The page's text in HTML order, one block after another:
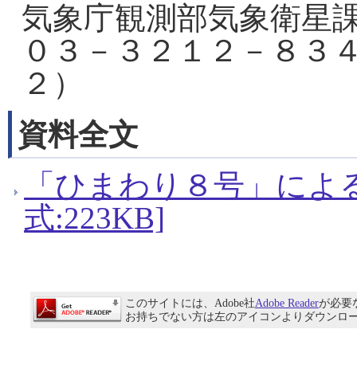
気象庁観測部気象衛星
０３－３２１２－８３
２）
資料全文
「ひまわり８号」に
式:223KB]
このサイトには、Adobe社Adobe Readerが必要
お持ちでない方は左のアイコンよりダウンロ